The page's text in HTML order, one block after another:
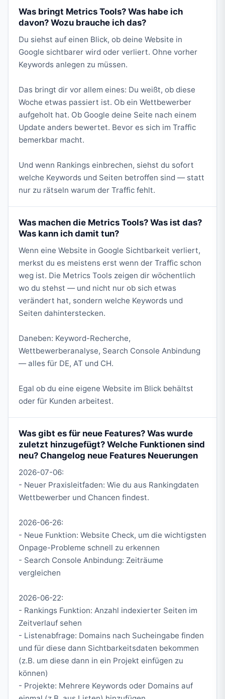
Was bringt Metrics Tools? Was habe ich
davon? Wozu brauche ich das?
Du siehst auf einen Blick, ob deine Website in
Google sichtbarer wird oder verliert. Ohne vorher
Keywords anlegen zu müssen.
Das bringt dir vor allem eines: Du weißt, ob diese
Woche etwas passiert ist. Ob ein Wettbewerber
aufgeholt hat. Ob Google deine Seite nach einem
Update anders bewertet. Bevor es sich im Traffic
bemerkbar macht.
Und wenn Rankings einbrechen, siehst du sofort
welche Keywords und Seiten betroffen sind — statt
nur zu rätseln warum der Traffic fehlt.
Was machen die Metrics Tools? Was ist das?
Was kann ich damit tun?
Wenn eine Website in Google Sichtbarkeit verliert,
merkst du es meistens erst wenn der Traffic schon
weg ist. Die Metrics Tools zeigen dir wöchentlich
wo du stehst — und nicht nur ob sich etwas
verändert hat, sondern welche Keywords und
Seiten dahinterstecken.
Daneben: Keyword-Recherche,
Wettbewerberanalyse, Search Console Anbindung
— alles für DE, AT und CH.
Egal ob du eine eigene Website im Blick behältst
oder für Kunden arbeitest.
Was gibt es für neue Features? Was wurde
zuletzt hinzugefügt? Welche Funktionen sind
neu? Changelog neue Features Neuerungen
2026-07-06:
- Neuer Praxisleitfaden: Wie du aus Rankingdaten
Wettbewerber und Chancen findest.
2026-06-26:
- Neue Funktion: Website Check, um die wichtigsten
Onpage-Probleme schnell zu erkennen
- Search Console Anbindung: Zeiträume
vergleichen
2026-06-22:
- Rankings Funktion: Anzahl indexierter Seiten im
Zeitverlauf sehen
- Listenabfrage: Domains nach Sucheingabe finden
und für diese dann Sichtbarkeitsdaten bekommen
(z.B. um diese dann in ein Projekt einfügen zu
können)
- Projekte: Mehrere Keywords oder Domains auf